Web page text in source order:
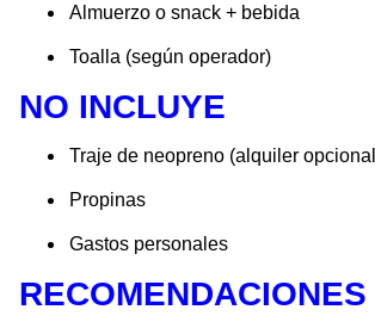
Almuerzo o snack + bebida
Toalla (según operador)
NO INCLUYE
Traje de neopreno (alquiler
Propinas
Gastos personales